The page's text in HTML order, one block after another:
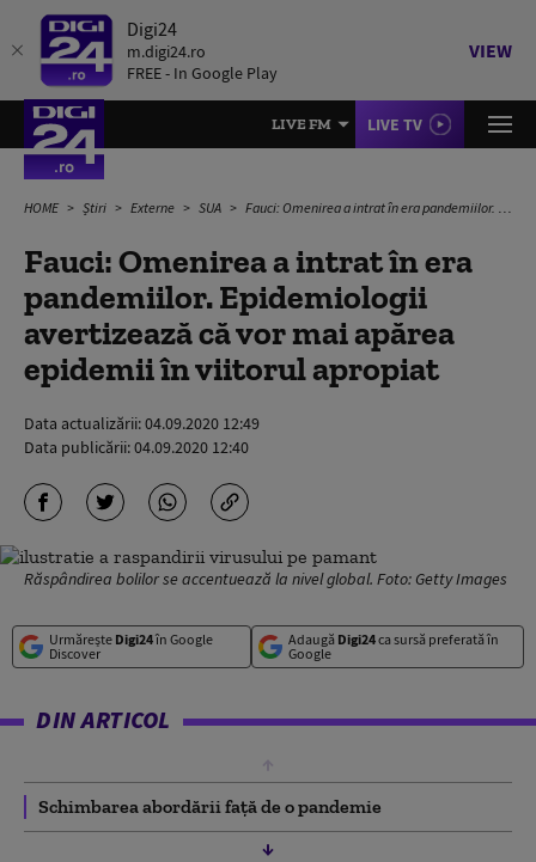
Digi24
m.digi24.ro
FREE - In Google Play
VIEW
LIVE FM LIVE TV
HOME Știri Externe SUA Fauci: Omenirea a intrat în era pandemiilor. Epidemiologii avertizează că vor mai apărea epidemii în viitorul apropiat
Fauci: Omenirea a intrat în era
pandemiilor. Epidemiologii
avertizează că vor mai apărea
epidemii în viitorul apropiat
Data actualizării:04.09.2020 12:49
Data publicării:04.09.2020 12:40
Răspândirea bolilor se accentuează la nivel global. Foto: Getty Images
Urmărește Digi24în Google
Discover
Adaugă Digi24ca sursă preferată în
Google
DIN ARTICOL
Schimbarea abordării față de o pandemie